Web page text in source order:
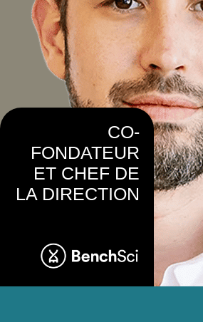
CO-
FONDATEUR
ET CHEF DE
LA DIRECTION